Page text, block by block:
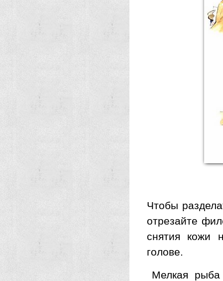
Чтобы
отрезайте
снятия кожи
голове.
Мелкая